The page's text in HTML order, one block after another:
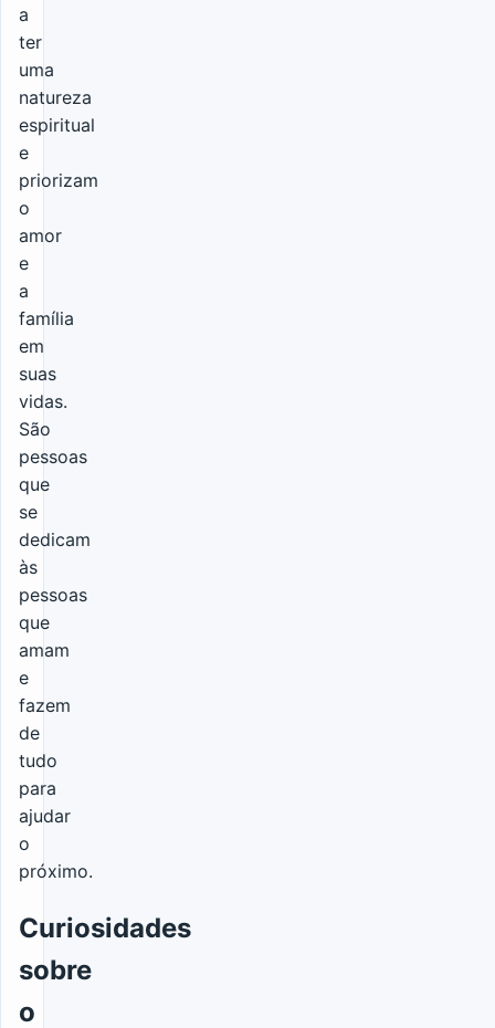
a
ter
uma
natureza
espiritual
e
priorizam
o
amor
e
a
família
em
suas
vidas.
São
pessoas
que
se
dedicam
às
pessoas
que
amam
e
fazem
de
tudo
para
ajudar
o
próximo.
Curiosidades
sobre
o